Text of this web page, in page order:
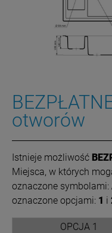
otworów
Istnieje możliwość
Miejsca, w których
oznaczone symbolami:
oznaczone opcjami: 1 i
OPCJA 1